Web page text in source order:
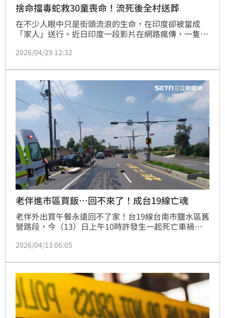
捨命擋毒蛇救30童喪命！流死後全村送葬
在不少人眼中只是街頭流浪的生命，在印度卻被當成
「家人」送行。近日印度一段影片在網路瘋傳，一隻長
鏡蛇時挺身而出，最終雖不幸喪命，但成功阻止毒蛇接
葬禮，不僅披上花圈、舉行祈禱儀式，甚至依照人類喪
禮流程火化或安葬，畫面曝光引發熱議。
2026/04/29 12:32
老伴進市區買飯⋯回不來了！成台19線亡魂
老伴外出買午餐永遠回不了家！台19線台南市鹽水區舊
營路段，今（13）日上午10時許發生一起死亡車禍，
象，經搶救仍宣告不治。據了解，70歲楊姓騎士當地村
細肇事責任及死因，有待進一步調查釐清。
2026/04/13 06:05